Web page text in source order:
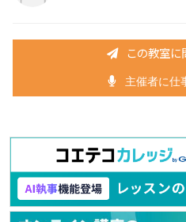
この教室に
主催者に仕